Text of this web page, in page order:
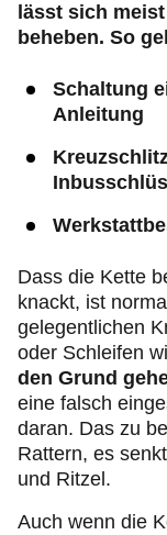
lässt sich
beheben. So
Schaltung
Anleitung
Dass die Kette
knackt, ist
gelegentlichen
oder Schleifen
den Grund
eine falsch
daran. Das zu
Rattern, es
und Ritzel.
Auch wenn die